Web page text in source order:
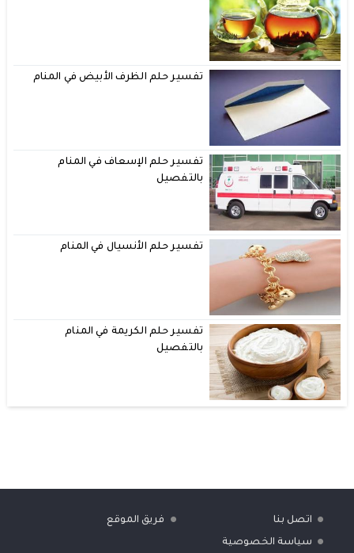
تفسير حلم الظرف الأبيض في المنام
تفسير حلم الإسعاف في المنام
بالتفصيل
تفسير حلم الأنسيال في المنام
تفسير حلم الكريمة في المنام
بالتفصيل
اتصل بنا
سياسة الخصوصية
فريق الموقع